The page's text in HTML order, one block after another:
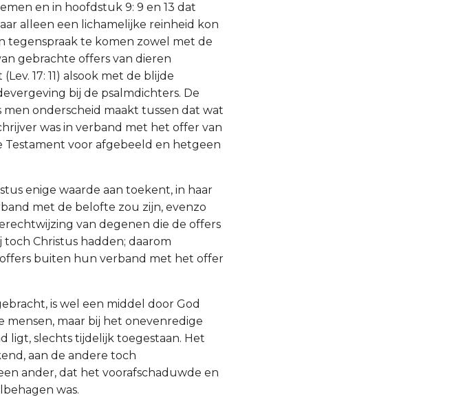
en in hoofdstuk 9: 9 en 13 dat
alleen een lichamelijke reinheid kon
tegenspraak te komen zowel met de
gebrachte offers van dieren
17: 11) alsook met de blijde
bij de psalmdichters. De
onderscheid maakt tussen dat wat
was in verband met het offer van
Testament voor afgebeeld en hetgeen
enige waarde aan toekent, in haar
met de belofte zou zijn, evenzo
van degenen die de offers
Christus hadden; daarom
buiten hun verband met het offer
is wel een middel door God
maar bij het onevenredige
ligt, slechts tijdelijk toegestaan. Het
aan de andere toch
ander, dat het voorafschaduwde en
was.